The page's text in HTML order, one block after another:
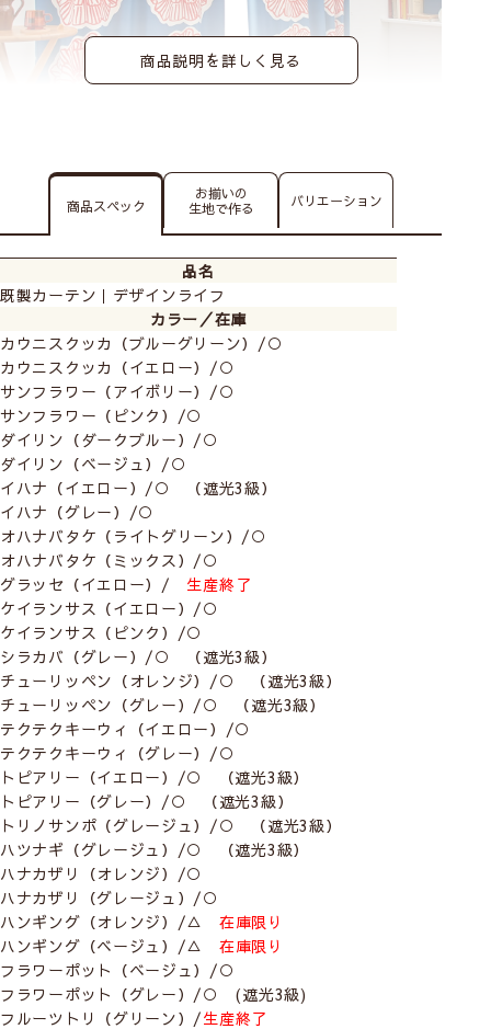
ほっこりするデザインなどバリエーション豊かな北欧テ
イストのカーテンたち♪
【生地一覧】
下記の生地の中からお選びいただけます
商品説明を詳しく見る
商品スペック
お揃いの
生地で作る
バリエーション
品名
既製カーテン｜デザインライフ
カラー／在庫
カウニスクッカ（ブルーグリーン）/○
カウニスクッカ（イエロー）/○
サンフラワー（アイボリー）/○
サンフラワー（ピンク）/○
ダイリン（ダークブルー）/○
ダイリン（ベージュ）/○
イハナ（イエロー）/○ （遮光3級）
イハナ（グレー）/○
オハナバタケ（ライトグリーン）/○
オハナバタケ（ミックス）/○
グラッセ（イエロー）/ 生産終了
ケイランサス（イエロー）/○
ケイランサス（ピンク）/○
シラカバ（グレー）/○ （遮光3級）
チューリッペン（オレンジ）/○ （遮光3級）
チューリッペン（グレー）/○ （遮光3級）
テクテクキーウィ（イエロー）/○
テクテクキーウィ（グレー）/○
トピアリー（イエロー）/○ （遮光3級）
トピアリー（グレー）/○ （遮光3級）
トリノサンポ（グレージュ）/○ （遮光3級）
ハツナギ（グレージュ）/○ （遮光3級）
ハナカザリ（オレンジ）/○
ハナカザリ（グレージュ）/○
ハンギング（オレンジ）/△ 在庫限り
ハンギング（ベージュ）/△ 在庫限り
フラワーポット（ベージュ）/○
フラワーポット（グレー）/○ (遮光3級)
フルーツトリ（グリーン）/生産終了